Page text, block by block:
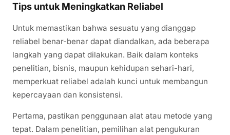
Tips untuk Meningkatkan Reliabel
Untuk memastikan bahwa sesuatu yang dianggap
reliabel benar-benar dapat diandalkan, ada beberapa
langkah yang dapat dilakukan. Baik dalam konteks
penelitian, bisnis, maupun kehidupan sehari-hari,
memperkuat reliabel adalah kunci untuk membangun
kepercayaan dan konsistensi.
Pertama, pastikan penggunaan alat atau metode yang
tepat. Dalam penelitian, pemilihan alat pengukuran